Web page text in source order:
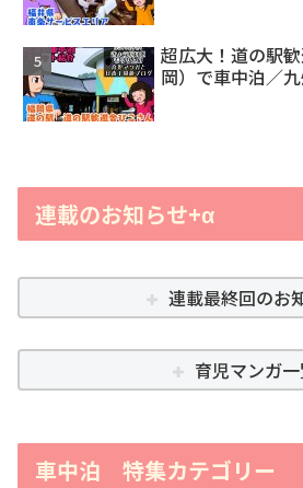
超広大！道の駅
岡）で車中泊／
連載のお知らせ+α
連載最終回のお
育児マンガ
車中泊 特集カテゴリー